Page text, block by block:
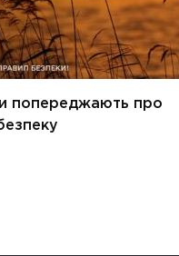
попереджають про